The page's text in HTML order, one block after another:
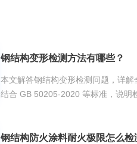
钢结构变形检测方法有哪些？
本文解答钢结构变形检测问题，详
结合 GB 50205-2020 等标准，说明
钢结构防火涂料耐火极限怎么检